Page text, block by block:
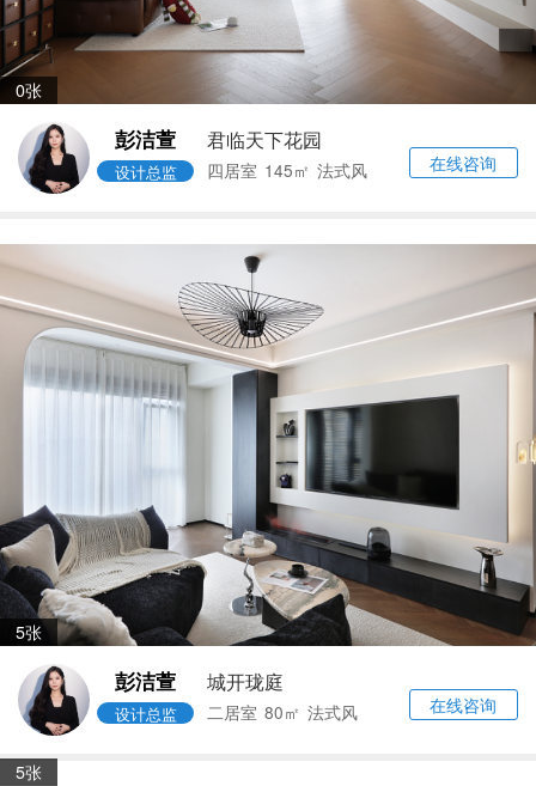
0张
彭洁萱
设计总监
君临天下花园
四居室 145㎡ 法式风 在线咨询
5张
彭洁萱
设计总监
城开珑庭
二居室 80㎡ 法式风 在线咨询